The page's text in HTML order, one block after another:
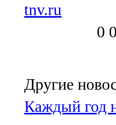
tnv.ru
0 0
Другие
Каждый год